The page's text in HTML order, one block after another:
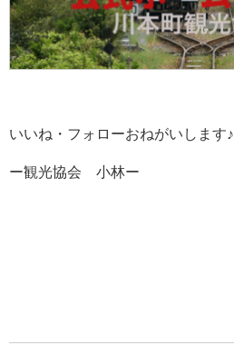
いいね・フォローおねがいします♪
ー観光協会 小林ー